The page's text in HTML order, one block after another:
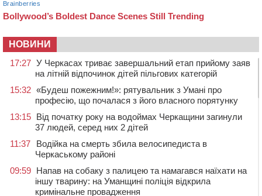
НОВИНИ
17:27 У Черкасах триває завершальний етап прийому заяв
на літній відпочинок дітей пільгових категорій
15:32 «Будеш пожежним!»: рятувальник з Умані про
професію, що почалася з його власного порятунку
13:15 Від початку року на водоймах Черкащини загинули
37 людей, серед них 2 дітей
11:37
Водійка на смерть збила велосипедиста в
Черкаському районі
09:59 Напав на собаку з палицею та намагався наїхати на
іншу тварину: на Уманщині поліція відкрила
кримінальне провадження